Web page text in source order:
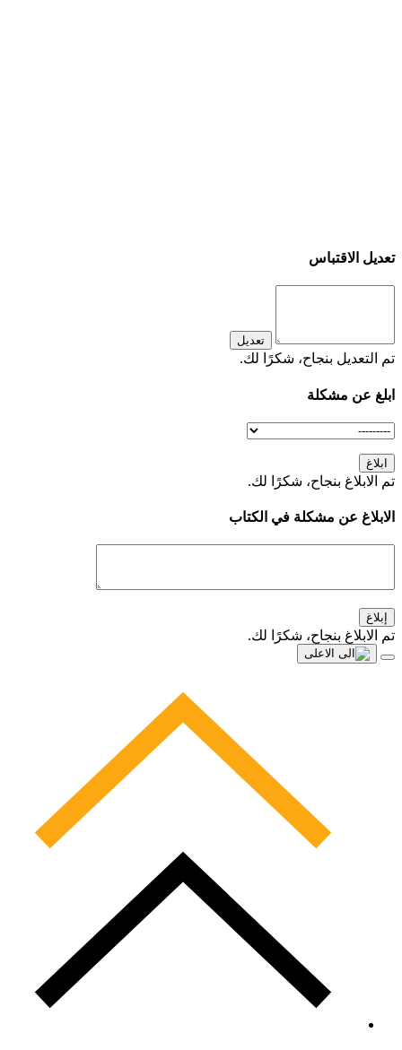
تعديل الاقتباس
تعديل
تم التعديل بنجاح، شكرًا لك.
ابلغ عن مشكلة
ابلاغ
تم الابلاغ بنجاح، شكرًا لك.
الابلاغ عن مشكلة في الكتاب
إبلاغ
تم الابلاغ بنجاح، شكرًا لك.